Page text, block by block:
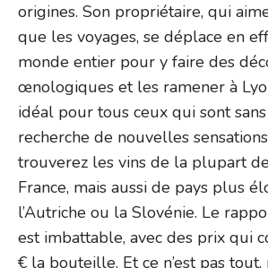
origines. Son propriétaire, qui
que les voyages, se déplace en
monde entier pour y faire des
œnologiques et les ramener à
idéal pour tous ceux qui sont
recherche de nouvelles
trouverez les vins de la plupart
France, mais aussi de pays plus
l’Autriche ou la Slovénie. Le
est imbattable, avec des prix qui
€ la bouteille. Et ce n’est pas